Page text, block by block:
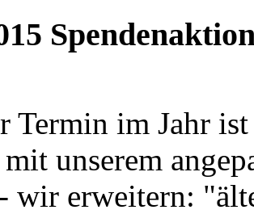
Termin im Jahr
unserem
wir erweitern: